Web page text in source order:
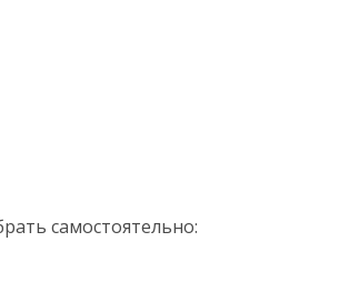
самостоятельно: